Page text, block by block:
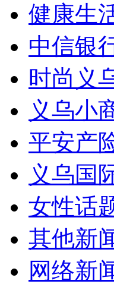
健康生
中信银
时尚义
义乌小
平安产
义乌国
女性话
其他新
网络新